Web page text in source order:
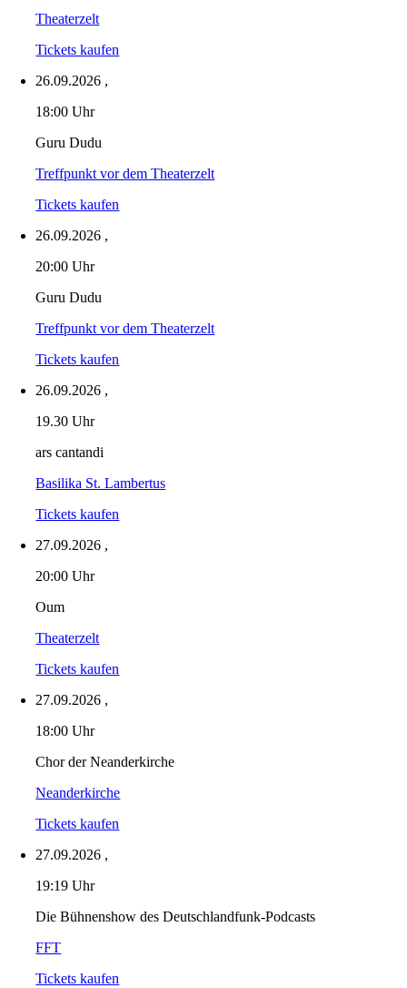
Theaterzelt
Tickets kaufen
26.09.2026 ,
18:00 Uhr
Guru Dudu
Treffpunkt vor dem Theaterzelt
Tickets kaufen
26.09.2026 ,
20:00 Uhr
Guru Dudu
Treffpunkt vor dem Theaterzelt
Tickets kaufen
26.09.2026 ,
19.30 Uhr
ars cantandi
Basilika St. Lambertus
Tickets kaufen
27.09.2026 ,
20:00 Uhr
Oum
Theaterzelt
Tickets kaufen
27.09.2026 ,
18:00 Uhr
Chor der Neanderkirche
Neanderkirche
Tickets kaufen
27.09.2026 ,
19:19 Uhr
Die Bühnenshow des Deutschlandfunk-Podcasts
FFT
Tickets kaufen